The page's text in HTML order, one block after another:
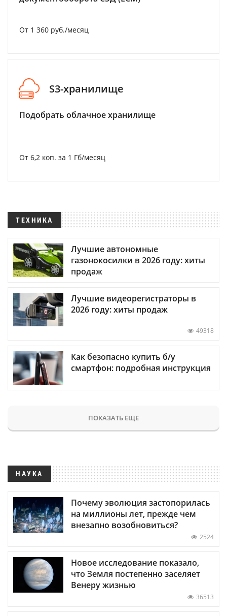
От 1 360 руб./месяц
S3-хранилище
Подобрать облачное хранилище
От 6,2 коп. за 1 Гб/месяц
ТЕХНИКА
Лучшие автономные
газонокосилки в 2026 году: хиты
продаж
Лучшие видеорегистраторы в
2026 году: хиты продаж
49318
Как безопасно купить б/у
смартфон: подробная инструкция
ПОКАЗАТЬ ЕЩЕ
НАУКА
Почему эволюция застопорилась
на миллионы лет, прежде чем
внезапно возобновиться?
2524
Новое исследование показало,
что Земля постепенно заселяет
Венеру жизнью
36513